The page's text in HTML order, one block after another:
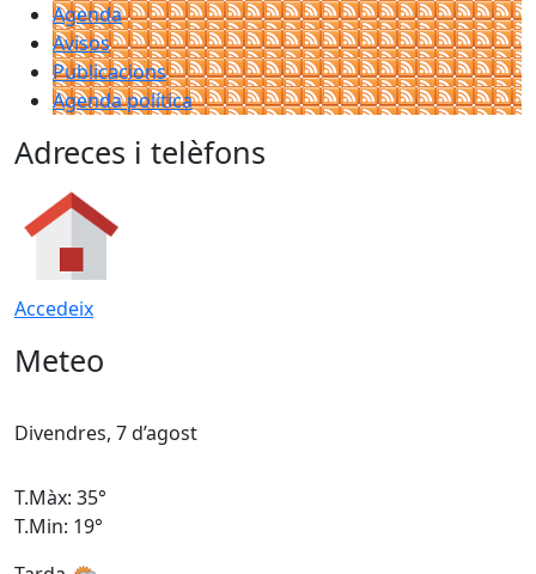
Agenda
Avisos
Publicacions
Agenda política
Adreces i telèfons
Accedeix
Meteo
Divendres, 7 d’agost
T.Màx: 35°
T.Min: 19°